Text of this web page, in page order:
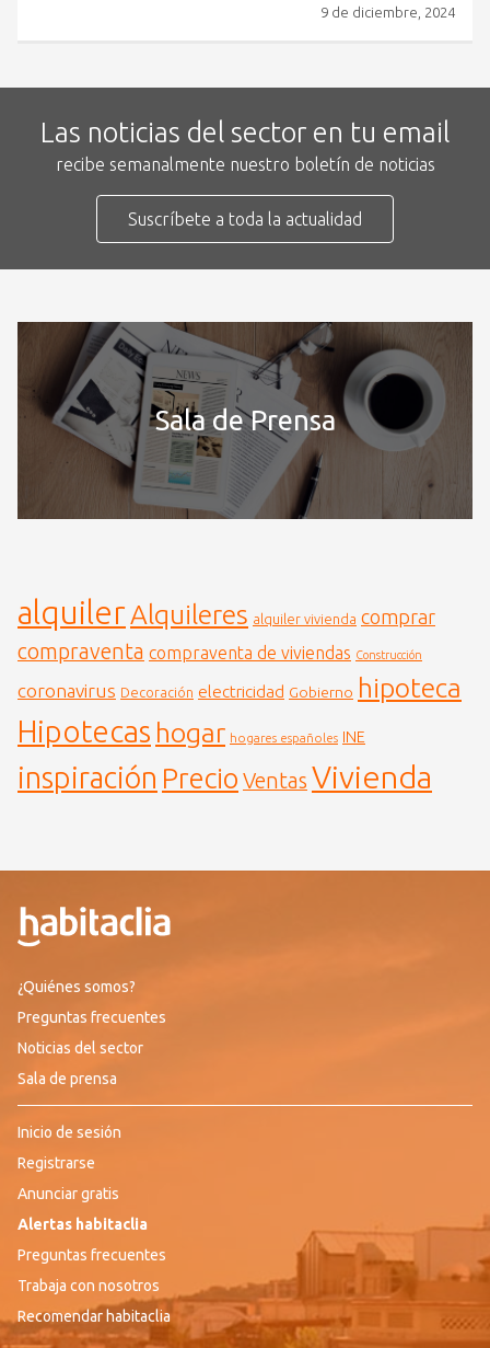
9 de diciembre, 2024
Las noticias del sector en tu email
recibe semanalmente nuestro boletín de noticias
Suscríbete a toda la actualidad
Sala de Prensa
alquilerAlquileres alquiler vivienda comprar
compraventa compraventa de viviendas Construcción
coronavirus Decoración electricidad Gobierno hipoteca
Hipotecas hogar hogares españoles INE
inspiración Precio Ventas Vivienda
¿Quiénes somos?
Preguntas frecuentes
Noticias del sector
Sala de prensa
Inicio de sesión
Registrarse
Anunciar gratis
Alertas habitaclia
Preguntas frecuentes
Trabaja con nosotros
Recomendar habitaclia